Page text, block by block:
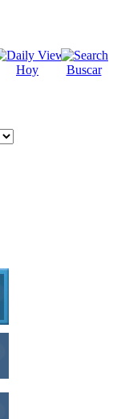
Hoy
Buscar